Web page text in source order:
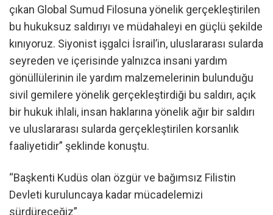
çıkan Global Sumud Filosuna yönelik gerçekleştirilen
bu hukuksuz saldırıyı ve müdahaleyi en güçlü şekilde
kınıyoruz. Siyonist işgalci İsrail’in, uluslararası sularda
seyreden ve içerisinde yalnızca insani yardım
gönüllülerinin ile yardım malzemelerinin bulunduğu
sivil gemilere yönelik gerçekleştirdiği bu saldırı, açık
bir hukuk ihlali, insan haklarına yönelik ağır bir saldırı
ve uluslararası sularda gerçekleştirilen korsanlık
faaliyetidir” şeklinde konuştu.
“Başkenti Kudüs olan özgür ve bağımsız Filistin
Devleti kuruluncaya kadar mücadelemizi
sürdüreceğiz”